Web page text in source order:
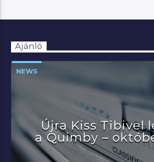
Ajánló
NEWS
Újra Kiss Tibivel
a Quimby –